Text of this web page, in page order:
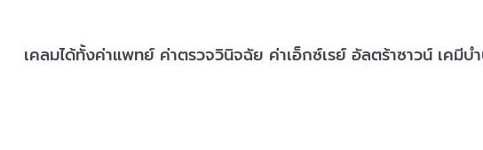
เคลมได้ทั้งค่าแพทย์ ค่าตรวจวินิจฉัย ค่าเอ็กซ์เรย์ อัลตร้าซาวน์ เคมี